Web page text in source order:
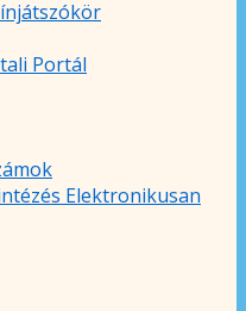
Portál
Elektronikusan